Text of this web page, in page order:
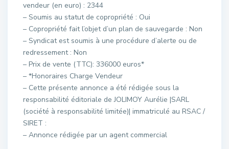
vendeur (en euro) : 2344
– Soumis au statut de copropriété : Oui
– Copropriété fait l’objet d’un plan de sauvegarde : Non
– Syndicat est soumis à une procédure d’alerte ou de
redressement : Non
– Prix de vente (TTC): 336000 euros*
– *Honoraires Charge Vendeur
– Cette présente annonce a été rédigée sous la
responsabilité éditoriale de JOLIMOY Aurélie |SARL
(société à responsabilité limitée)| immatriculé au RSAC /
SIRET :
– Annonce rédigée par un agent commercial